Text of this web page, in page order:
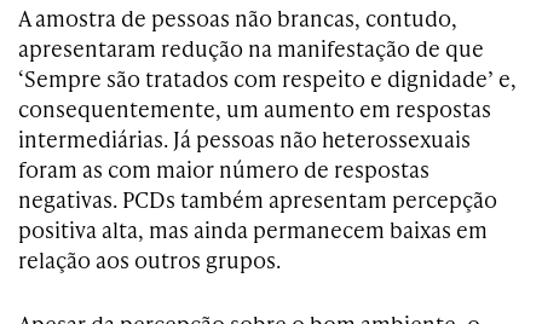
A amostra de pessoas não brancas, contudo,
apresentaram redução na manifestação de que
‘Sempre são tratados com respeito e dignidade’ e,
consequentemente, um aumento em respostas
intermediárias. Já pessoas não heterossexuais
foram as com maior número de respostas
negativas. PCDs também apresentam percepção
positiva alta, mas ainda permanecem baixas em
relação aos outros grupos.